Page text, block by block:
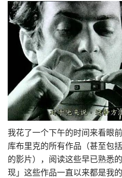
我花了一个下午的时间来看眼
库布里克的所有作品（甚至包
的影片），阅读这些早已熟悉
现」这些作品一直以来都是我的